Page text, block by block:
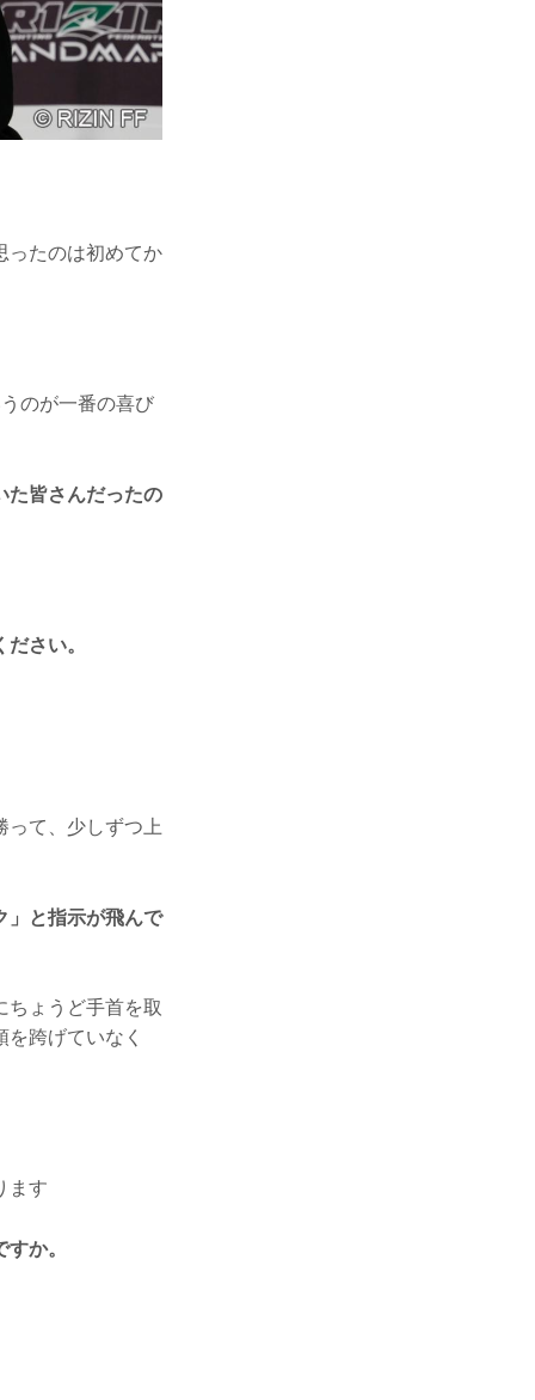
たのは初めてか
のが一番の喜び
た皆さんだったの
さい。
て、少しずつ上
」と指示が飛んで
ょうど手首を取
跨げていなく
ます
か。